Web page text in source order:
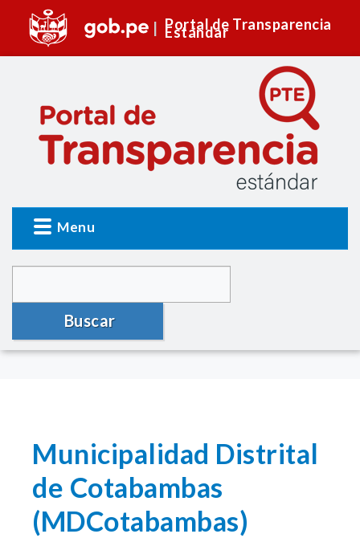
Portal de Transparencia
Estándar
Menu
Buscar
Municipalidad Distrital
de Cotabambas
(MDCotabambas)